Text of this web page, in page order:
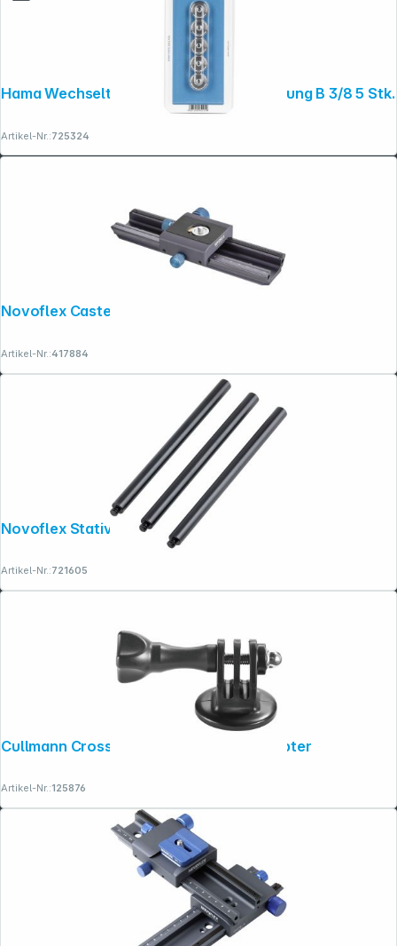
Hama Wechselteller Zapfen A 1/4 > Bohrung B 3/8 5 Stk.
Artikel-Nr.:725324
Artikel-Nr.:417884
Artikel-Nr.:721605
Cullmann Cross CX125 GoPro Stativadapter
Artikel-Nr.:125876
Copyright © 2001 - 2026 dexxIT. Alle Rechte vorbehalten.